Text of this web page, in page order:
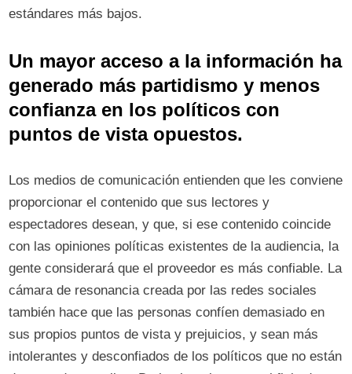
estándares más bajos.
Un mayor acceso a la información ha
generado más partidismo y menos
confianza en los políticos con
puntos de vista opuestos.
Los medios de comunicación entienden que les conviene
proporcionar el contenido que sus lectores y
espectadores desean, y que, si ese contenido coincide
con las opiniones políticas existentes de la audiencia, la
gente considerará que el proveedor es más confiable. La
cámara de resonancia creada por las redes sociales
también hace que las personas confíen demasiado en
sus propios puntos de vista y prejuicios, y sean más
intolerantes y desconfiados de los políticos que no están